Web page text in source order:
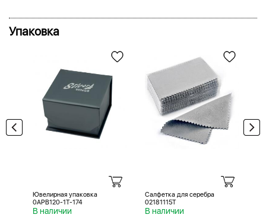
Упаковка
Ювелирная упаковка
0APB120-1T-174
В наличии
Салфетка для серебра
02181115T
В наличии